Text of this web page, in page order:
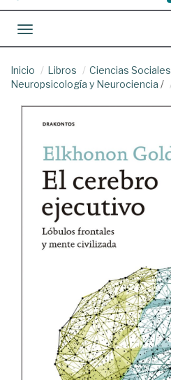
Toggle navigation
Inicio Libros Ciencias Sociales
Neuropsicología y Neurociencia /